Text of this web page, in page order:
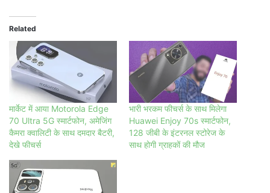
Related
मार्केट में आया Motorola Edge
70 Ultra 5G स्मार्टफोन, अमेजिंग
कैमरा क्वालिटी के साथ दमदार बैटरी,
देखे फीचर्स
भारी भरकम फीचर्स के साथ मिलेगा
Huawei Enjoy 70s स्मार्टफोन,
128 जीबी के इंटरनल स्टोरेज के
साथ होगी ग्राहकों की मौज